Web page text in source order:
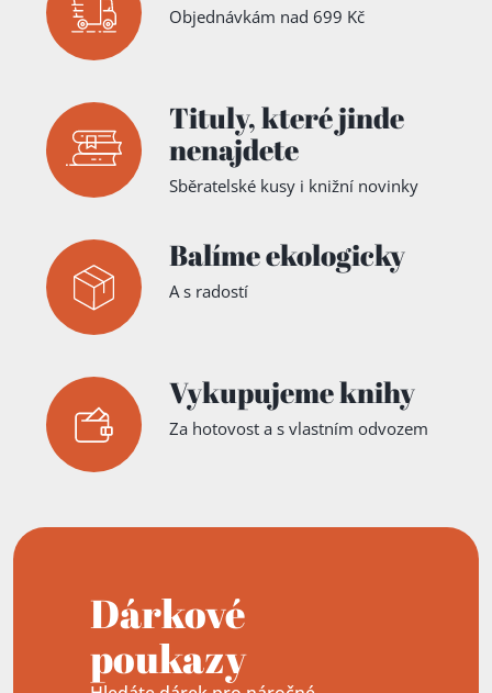
Objednávkám nad 699 Kč
Tituly,které jinde
nenajdete
Sběratelské kusy i knižní novinky
Balíme ekologicky
A s radostí
Vykupujeme knihy
Za hotovost a s vlastním odvozem
Dárkové
poukazy